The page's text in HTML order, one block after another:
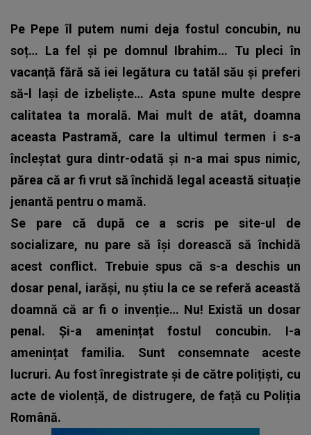
Pe Pepe îl putem numi deja fostul concubin, nu
soț… La fel și pe domnul Ibrahim… Tu pleci în
vacanță fără să iei legătura cu tatăl său și preferi
să-l lași de izbeliște… Asta spune multe despre
calitatea ta morală. Mai mult de atât, doamna
aceasta Pastramă, care la ultimul termen i s-a
încleștat gura dintr-odată și n-a mai spus nimic,
părea că ar fi vrut să închidă legal această situație
jenantă pentru o mamă.
Se pare că după ce a scris pe site-ul de
socializare, nu pare să își dorească să închidă
acest conflict. Trebuie spus că s-a deschis un
dosar penal, iarăși, nu știu la ce se referă această
doamnă că ar fi o invenție… Nu! Există un dosar
penal. Și-a amenințat fostul concubin. I-a
amenințat familia. Sunt consemnate aceste
lucruri. Au fost înregistrate și de către polițiști, cu
acte de violență, de distrugere, de față cu Poliția
Română.